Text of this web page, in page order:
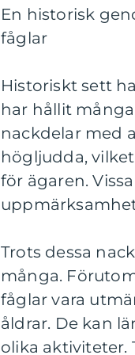
En historisk
fåglar
Historiskt sett
har hållit
nackdelar med
högljudda,
för ägaren.
Trots dessa
många.
fåglar vara
åldrar. De kan
olika aktiviteter.